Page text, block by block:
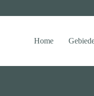
Home